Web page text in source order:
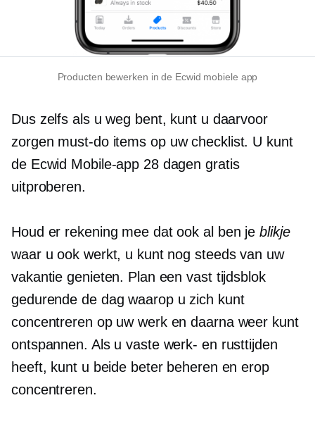
Producten bewerken in de Ecwid mobiele app
Dus zelfs als u weg bent, kunt u daarvoor
zorgen must-doitems op uw checklist. U kunt
de Ecwid Mobile-app 28 dagen gratis
uitproberen.
Houd er rekening mee dat ook al ben jeblikje
waar u ook werkt, u kunt nog steeds van uw
vakantie genieten. Plan een vast tijdsblok
gedurende de dag waarop u zich kunt
concentreren op uw werk en daarna weer kunt
ontspannen. Als u vaste werk- en rusttijden
heeft, kunt u beide beter beheren en erop
concentreren.